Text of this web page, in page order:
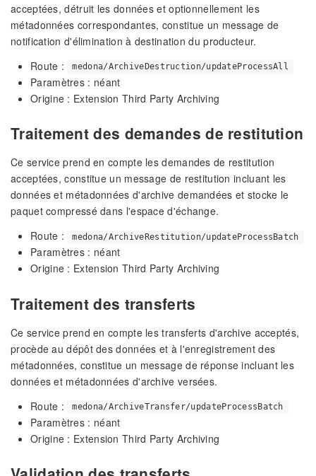
acceptées, détruit les données et optionnellement les
métadonnées correspondantes, constitue un message de
notification d'élimination à destination du producteur.
Route :
medona/ArchiveDestruction/updateProcessAll
Paramètres : néant
Origine : Extension Third Party Archiving
Traitement des demandes de restitution
Ce service prend en compte les demandes de restitution
acceptées, constitue un message de restitution incluant les
données et métadonnées d'archive demandées et stocke le
paquet compressé dans l'espace d'échange.
Route :
medona/ArchiveRestitution/updateProcessBatch
Paramètres : néant
Origine : Extension Third Party Archiving
Traitement des transferts
Ce service prend en compte les transferts d'archive acceptés,
procède au dépôt des données et à l'enregistrement des
métadonnées, constitue un message de réponse incluant les
données et métadonnées d'archive versées.
Route :
medona/ArchiveTransfer/updateProcessBatch
Paramètres : néant
Origine : Extension Third Party Archiving